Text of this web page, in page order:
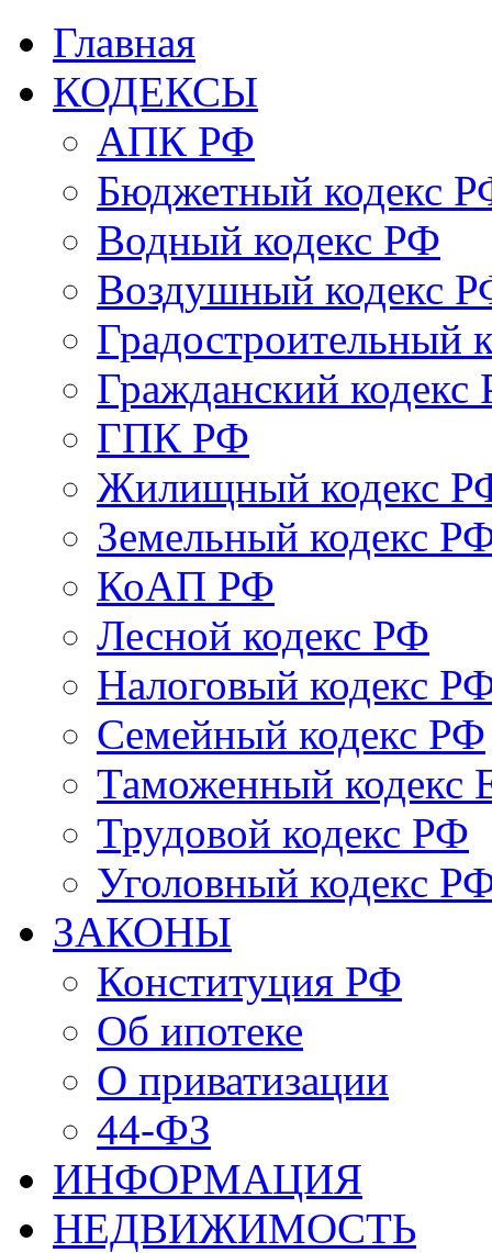
Главная
КОДЕКСЫ
АПК РФ
Бюджетный кодекс
Водный кодекс РФ
Воздушный кодекс
Градостроительный
Гражданский кодекс
ГПК РФ
Жилищный кодекс
Земельный кодекс
КоАП РФ
Лесной кодекс РФ
Налоговый кодекс
Семейный кодекс РФ
Таможенный
Трудовой кодекс РФ
Уголовный кодекс
ЗАКОНЫ
Конституция РФ
Об ипотеке
О приватизации
44-ФЗ
ИНФОРМАЦИЯ
НЕДВИЖИМОСТЬ